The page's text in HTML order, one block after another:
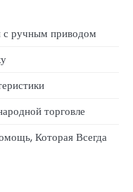
с ручным приводом
торговле
Которая Всегда